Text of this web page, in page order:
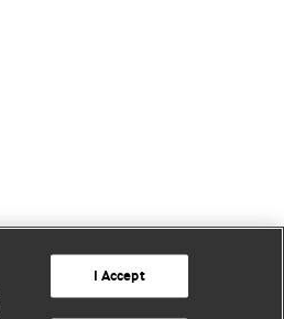
I Accept